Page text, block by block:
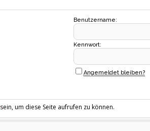
Benutzername:
Kennwort:
Angemeldet bleiben?
sein, um diese Seite aufrufen zu können.